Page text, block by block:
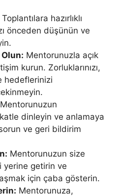
Toplantılara hazırlıklı
önceden düşünün ve
Mentorunuzla açık
kurun. Zorluklarınızı,
hedeflerinizi
Mentorunuzun
dinleyin ve anlamaya
ve geri bildirim
Mentorunuzun size
yerine getirin ve
için çaba gösterin.
Mentorunuza,